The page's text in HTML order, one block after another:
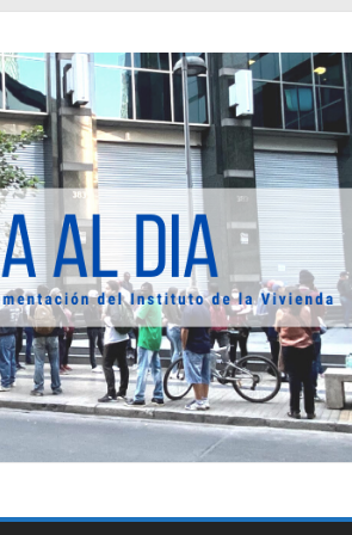
y representaciones [2022]
de las fronteras latinoamericanas
un patrimonio emblemático [2014]